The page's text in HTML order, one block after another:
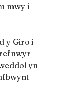
mwy i
y Giro i
yn